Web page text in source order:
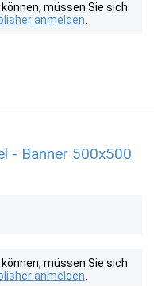
müssen Sie sich
anmelden
- Banner 500x500
müssen Sie sich
anmelden